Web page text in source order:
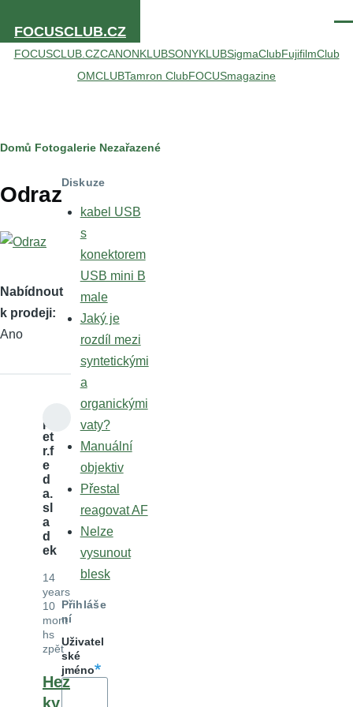
FOCUSCLUB.CZ
FOCUSCLUB.CZCANONKLUBSONYKLUBSigmaClubFujifilmClub
OMCLUBTamron ClubFOCUSmagazine
Drobečková
navigace
Domů Fotogalerie Nezařazené
Odraz
Nabídnout
k prodeji
Ano
p
et
r.f
e
d
a.
sl
a
d
ek
14
years
10
mont
hs
zpět
Hez
ky
Diskuze
kabel USB
s
konektorem
USB mini B
male
Jaký je
rozdíl mezi
syntetickými
a
organickými
vaty?
Manuální
objektiv
Přestal
reagovat AF
Nelze
vysunout
blesk
Přihláše
ní
Uživatel
ské
jméno